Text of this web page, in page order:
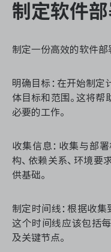
制定软件
制定一份高效的软件部
明确目标：在开始制定
体目标和范围。这将帮
必要的工作。
收集信息：收集与部
构、依赖关系、环境要
供基础。
制定时间线：根据收集
这个时间线应该包括
及关键节点。